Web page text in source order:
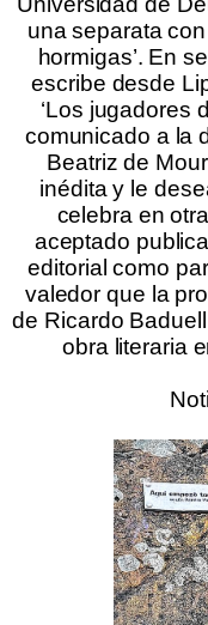
una separata
hormigas’. En
escribe desde
‘Los jugadores
comunicado a la
Beatriz de
inédita y le
celebra en
aceptado
editorial como
valedor que la
de Ricardo
obra literaria